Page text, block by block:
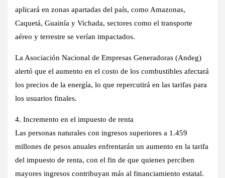
aplicará en zonas apartadas del país, como Amazonas,
Caquetá, Guainía y Vichada, sectores como el transporte
aéreo y terrestre se verían impactados.
La Asociación Nacional de Empresas Generadoras (Andeg)
alertó que el aumento en el costo de los combustibles afectará
los precios de la energía, lo que repercutirá en las tarifas para
los usuarios finales.
4. Incremento en el impuesto de renta
Las personas naturales con ingresos superiores a 1.459
millones de pesos anuales enfrentarán un aumento en la tarifa
del impuesto de renta, con el fin de que quienes perciben
mayores ingresos contribuyan más al financiamiento estatal.